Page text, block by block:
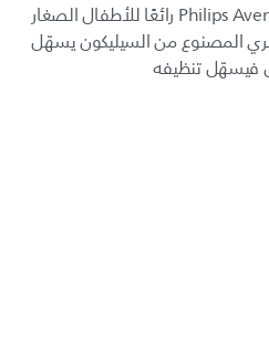
يُعتبر هذا الكوب المزوّد بقمع من Philips Avent رائعًا للأطفال الصغار
المصنوع من السيليكون يسهّل
فيسهّل تنظيفه